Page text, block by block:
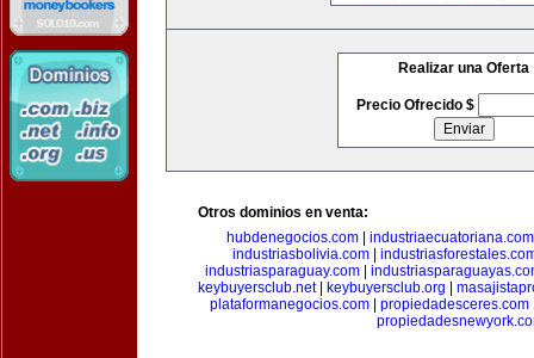
Realizar una Oferta
Precio Ofrecido $
Otros dominios en venta:
hubdenegocios.com| industriaecuatoriana.com
industriasbolivia.com|
industriasparaguay.com|
keybuyersclub.net| keybuyersclub.org
plataformanegocios.com
propiedadesceres.com